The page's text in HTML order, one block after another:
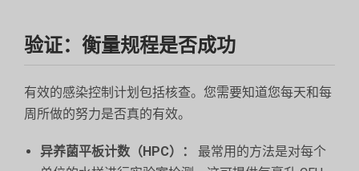
验证：衡量规程是否成功
有效的感染控制计划包括核查。您需要知道您每天和每
周所做的努力是否真的有效。
异养菌平板计数（HPC）：
最常用的方法是对每个